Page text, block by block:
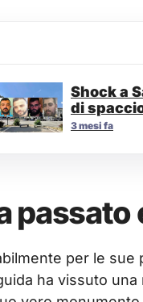
Shock a
di
3 mesi fa
passato
per le sue
ha vissuto